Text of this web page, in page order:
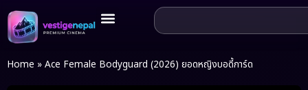
Home » Ace Female Bodyguard (2026) ยอดหญิงบอดี้การ์ด